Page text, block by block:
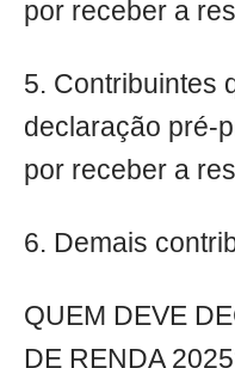
por receber a
5. Contribuintes
declaração pré-
por receber a
6. Demais
QUEM DEVE
DE RENDA